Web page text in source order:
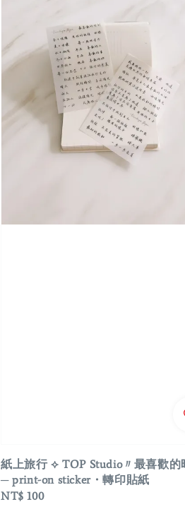
紙上旅行 ⟡ TOP Studio〃最喜歡的
─ print-on sticker・轉印貼紙
Regular
NT$ 100